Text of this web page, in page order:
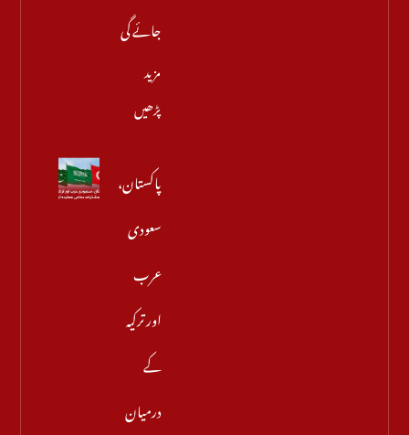
جائے گی
مزید
پڑھیں
پاکستان،
سعودی
عرب
اور ترکیہ
کے
درمیان